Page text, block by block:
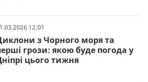
12:01
з Чорного моря та
грози: якою буде погода у
цього тижня